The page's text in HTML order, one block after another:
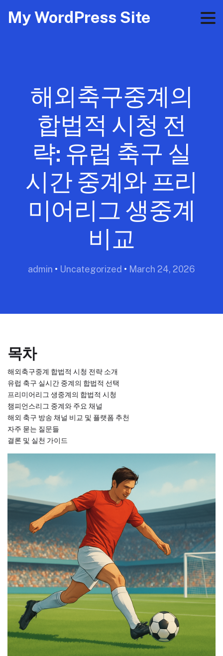
My WordPress Site
해외축구중계의
합법적 시청 전
략: 유럽 축구 실
시간 중계와 프리
미어리그 생중계
비교
admin • Uncategorized • March 24, 2026
목차
해외축구중계 합법적 시청 전략 소개
유럽 축구 실시간 중계의 합법적 선택
프리미어리그 생중계의 합법적 시청
챔피언스리그 중계와 주요 채널
해외 축구 방송 채널 비교 및 플랫폼 추천
자주 묻는 질문들
결론 및 실천 가이드